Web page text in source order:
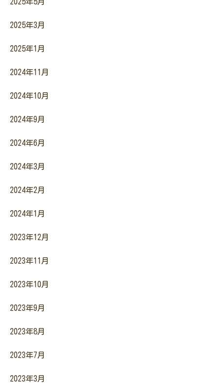
2025年5月
2025年3月
2025年1月
2024年11月
2024年10月
2024年9月
2024年6月
2024年3月
2024年2月
2024年1月
2023年12月
2023年11月
2023年10月
2023年9月
2023年8月
2023年7月
2023年3月